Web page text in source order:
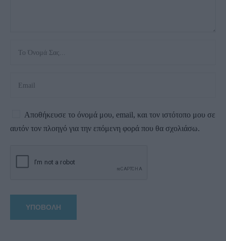
Αποθήκευσε το όνομά μου, email, και τον ιστότοπο μου σε
αυτόν τον πλοηγό για την επόμενη φορά που θα σχολιάσω.